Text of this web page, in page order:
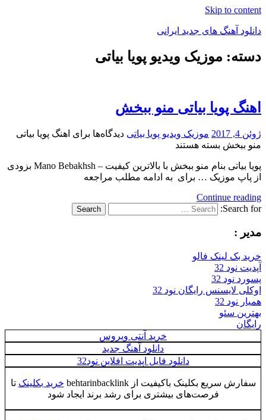
Skip to content
دانلود آهنگ های جدید ایرانی
دانلود
دسته: موزیک ویدیو پویا بیاتی
اهنگ پویا بیاتی منو ببخش
ژوئن 4, 2017 موزیک ویدیو پویا بیاتی دیدگاه‌ها برای اهنگ پویا بیاتی
منو ببخش بسته هستند
پویا بیاتی بنام منو ببخش با بالاترین کیفیت – Mano Bebakhsh بزودی
از پاپ موزیک … برای به ادامه مطلب مراجعه
Continue reading
Search for:
Search
مدیر :
خرید بک لینک فالو
آپدیت نود 32
پسورد نود 32
اوکلی لایسنس رایگان نود 32
همیار نود 32
بهترین سئو
رایگان
خرید آنتی ویروس
دانلود آهنگ جدید
دانلود فایل اپدیت افلاین نود32
سفارش سریع بکلینک باکیفیت از behtarinbacklink خرید بکلینک تا
فرصت‌های بیشتری برای رشد برند ایجاد شود